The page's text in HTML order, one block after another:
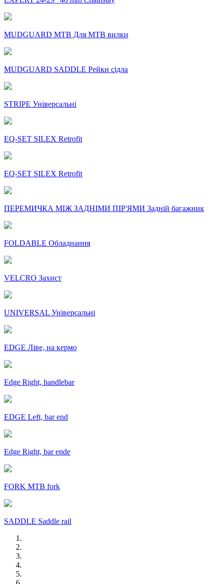
MUDGUARD MTB Для MTB вилки
MUDGUARD SADDLE Рейки сідла
STRIPE Універсальні
EQ-SET SILEX Retrofit
EQ-SET SILEX Retrofit
ПЕРЕМИЧКА МІЖ ЗАДНІМИ ПІР'ЯМИ Задній багажник
FOLDABLE Обладнання
VELCRO Захист
UNIVERSAL Універсальні
EDGE Ліве, на кермо
Edge Right, handlebar
EDGE Left, bar end
Edge Right, bar ende
FORK MTB fork
SADDLE Saddle rail